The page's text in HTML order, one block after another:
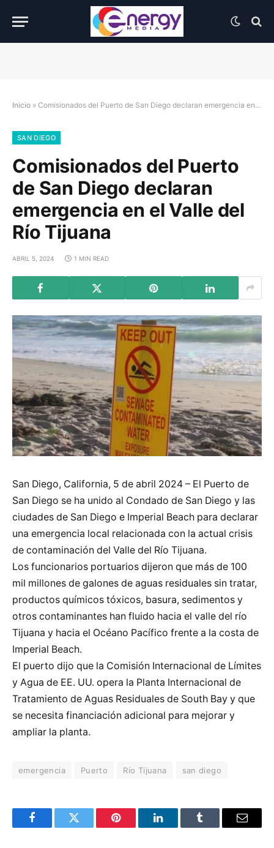
Inicio » Comisionados del Puerto de San Diego declaran emergencia en el Valle del Río Tijuana
SAN DIEGO
Comisionados del Puerto
de San Diego declaran
emergencia en el Valle del
Río Tijuana
ABRIL 5, 2024 1 MIN READ
San Diego, California, 5 de abril 2024 – El Puerto de
San Diego se ha unido al Condado de San Diego y las
ciudades de San Diego e Imperial Beach para declarar
una emergencia local relacionada con la actual crisis
de contaminación del Valle del Río Tijuana.
Los funcionarios portuarios dijeron que más de 100
mil millones de galones de aguas residuales sin tratar,
productos químicos tóxicos, basura, sedimentos y
otros contaminantes han fluido hacia el valle del río
Tijuana y hacia el Océano Pacífico frente a la costa de
Imperial Beach.
El puerto dijo que la Comisión Internacional de Límites
y Agua de EE. UU. opera la Planta Internacional de
Tratamiento de Aguas Residuales de South Bay y que
se necesita financiación adicional para mejorar y
ampliar la planta.
emergencia Puerto Río Tijuana san diego
FacebookTwitter Pinterest LinkedInTumblr Email